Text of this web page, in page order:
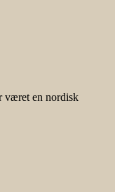
været en nordisk